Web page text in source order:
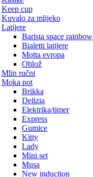
Keep cup
Kuvalo za mlijeko
Latijere
Barista space rainbow
Bialetti latijere
Motta evropa
Oblož
Mlin ručni
Moka pot
Brikka
Delizia
Elektrika/timer
Express
Gumice
Kitty
Lady
Mini set
Musa
New induction